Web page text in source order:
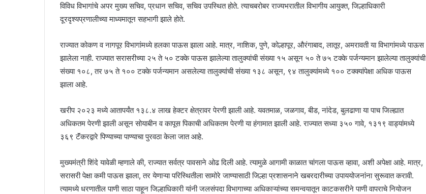
विविध विभागांचे अपर मुख्य सचिव, प्रधान सचिव, सचिव उपस्थित होते. त्याचबरोबर राज्यभरातील विभागीय आयुक्त, जिल्हाधिकारी
दूरदृश्यप्रणालीच्या माध्यमातून सहभागी झाले होते.
राज्यात कोकण व नागपूर विभागांमध्ये हलका पाऊस झाला आहे. मात्र, नाशिक, पुणे, कोल्हापूर, औरंगाबाद, लातूर, अमरावती या विभागांमध्ये पाऊस
झालेला नाही. राज्यात सरासरीच्या २५ ते ५० टक्के पाऊस झालेल्या तालुक्यांची संख्या १५ असून ५० ते ७५ टक्के पर्जन्यमान झालेल्या तालुक्यांची
संख्या १०८, तर ७५ ते १०० टक्के पर्जन्यमान असलेल्या तालुक्यांची संख्या १३८ असून, ९४ तालुक्यांमध्ये १०० टक्क्यांपेक्षा अधिक पाऊस
झाला आहे.
खरीप २०२३ मध्ये आतापर्यंत १३८.४ लाख हेक्टर क्षेत्रावर पेरणी झाली आहे. यवतमाळ, जळगाव, बीड, नांदेड, बुलढाणा या पाच जिल्ह्यात
अधिकतम पेरणी झाली असून सोयाबीन व कापूस पिकाची अधिकतम पेरणी या हंगामात झाली आहे. राज्यात सध्या ३५० गावे, १३१९ वाड्यांमध्ये
३६९ टॅंकरद्वारे पिण्याच्या पाण्याचा पुरवठा केला जात आहे.
मुख्यमंत्री शिंदे यावेळी म्हणाले की, राज्यात सर्वत्र पावसाने ओढ दिली आहे. त्यामुळे आगामी काळात चांगला पाऊस व्हावा, अशी अपेक्षा आहे. मात्र,
सरासरी पेक्षा कमी पाऊस झाला, तर येणाऱ्या परिस्थितीला सामोरे जाण्यासाठी जिल्हा प्रशासनाने खबरदारीच्या उपाययोजनांना सुरूवात करावी.
त्यामध्ये धरणातील पाणी साठा पाहून जिल्हाधिकारी यांनी जलसंपदा विभागाच्या अधिकाऱ्यांच्या समन्वयातून काटकसरीने पाणी वापराचे नियोजन